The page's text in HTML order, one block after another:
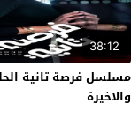
38:12
والاخيرة